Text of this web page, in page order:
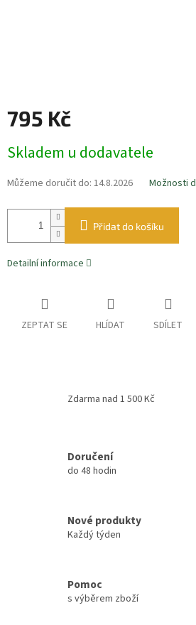
795 Kč
cena:
Skladem u dodavatele
Můžeme doručit do: 14.8.2026 Možnosti
Přidat do košíku
Detailní informace
ZEPTAT SE HLÍDAT SDÍLET
Zdarma nad 1 500 Kč
Doručení
do 48 hodin
Nové produkty
Každý týden
Pomoc
s výběrem zboží